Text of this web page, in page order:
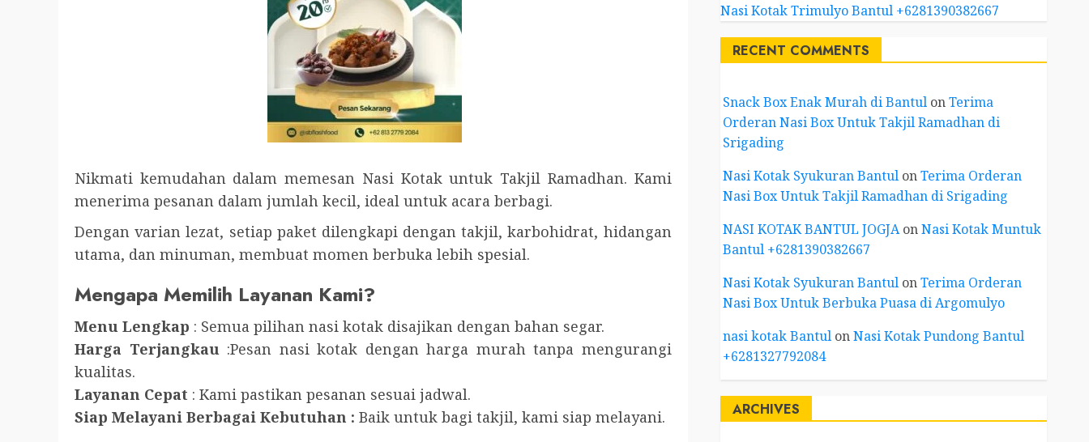
Nikmati kemudahan dalam memesan Nasi Kotak untuk Takjil Ramadhan. Kami
menerima pesanan dalam jumlah kecil, ideal untuk acara berbagi.
Dengan varian lezat, setiap paket dilengkapi dengan takjil, karbohidrat, hidangan
utama, dan minuman, membuat momen berbuka lebih spesial.
Mengapa Memilih Layanan Kami?
Menu Lengkap : Semua pilihan nasi kotak disajikan dengan bahan segar.
Harga Terjangkau:Pesan nasi kotak dengan harga murah tanpa mengurangi
kualitas.
Layanan Cepat : Kami pastikan pesanan sesuai jadwal.
Siap Melayani Berbagai Kebutuhan : Baik untuk bagi takjil, kami siap melayani.
Nasi Kotak Trimulyo Bantul +6281390382667
RECENT COMMENTS
Snack Box Enak Murah di BantulonTerima
Orderan Nasi Box Untuk Takjil Ramadhan di
Srigading
Nasi Kotak Syukuran BantulonTerima Orderan
Nasi Box Untuk Takjil Ramadhan di Srigading
NASI KOTAK BANTUL JOGJAonNasi Kotak Muntuk
Bantul +6281390382667
Nasi Kotak Syukuran BantulonTerima Orderan
Nasi Box Untuk Berbuka Puasa di Argomulyo
nasi kotak BantulonNasi Kotak Pundong Bantul
+6281327792084
ARCHIVES